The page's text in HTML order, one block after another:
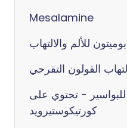
Mesalamine
للألم والالتهاب
القولون التقرحي
- تحتوي على
كورتيكوستيرويد